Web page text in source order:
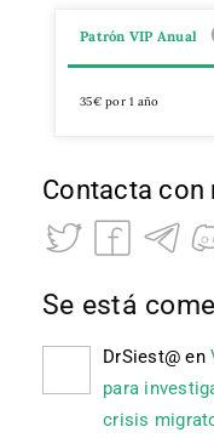
Patrón VIP Anual
35€ por 1 año
Contacta con
Se está
DrSiest@ en
para
crisis